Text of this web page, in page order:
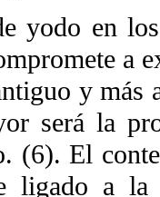
yodo en
a
y más
será la
(6). El
ligado a